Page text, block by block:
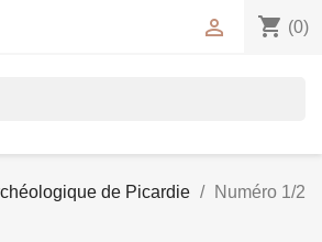
shopping_cart (0)

de Picardie
Numéro 1/2